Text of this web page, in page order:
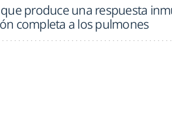
produce una respuesta
completa a los pulmones